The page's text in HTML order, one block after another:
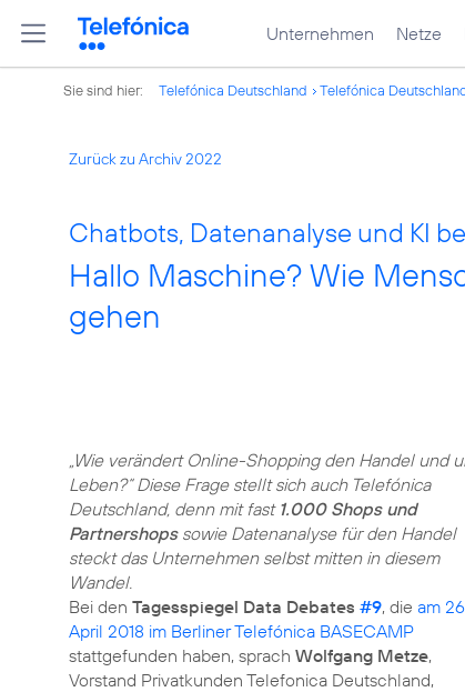
Unternehmen Netze
Sie sind hier: Telefónica Deutschland Telefónica
Zurück zu Archiv 2022
Chatbots, Datenanalyse und KI
Hallo Maschine? Wie
gehen
„Wie verändert Online-Shopping den Handel und
Leben?“ Diese Frage stellt sich auch Telefónica
Deutschland, denn mit fast 1.000 Shops und
Partnershopssowie Datenanalyse für den Handel
steckt das Unternehmen selbst mitten in diesem
Wandel.
Bei den Tagesspiegel Data Debates #9, die am
April 2018 im Berliner Telefónica BASECAMP
stattgefunden haben, sprach Wolfgang Metze,
Vorstand Privatkunden Telefonica Deutschland,